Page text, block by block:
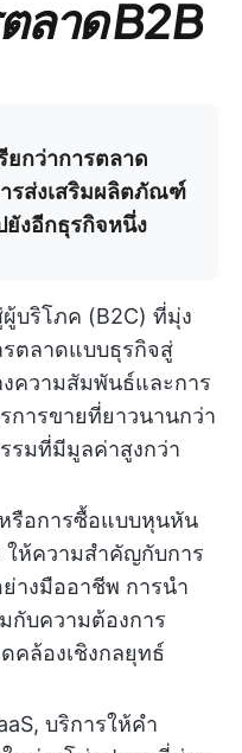
ลาด B2B
ยกว่าการตลาด
รส่งเสริมผลิตภัณฑ์
ยังอีกธุรกิจหนึ่ง
บริโภค (B2C) ที่มุ่ง
รตลาดแบบธุรกิจสู่
ความสัมพันธ์และการ
การขายที่ยาวนานกว่า
รมที่มีมูลค่าสูงกว่า
อการซื้อแบบหุนหัน
ห้ความสำคัญกับการ
างมืออาชีพ การนำ
กับความต้องการ
คล้องเชิงกลยุทธ์
บริการให้คำ